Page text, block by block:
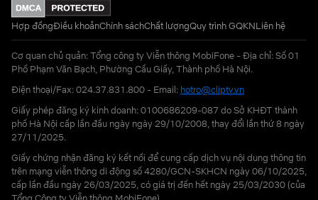
Hợp đồngĐiều khoảnChính sáchChất lượngQuy trình GQKNLiên hệ
Cơ quan chủ quản: Tổng công ty Viễn thông MobiFone - Địa chỉ: Số 01
Phố Phạm Văn Bạch, Phường Cầu Giấy, Thành phố Hà Nội.
Điện thoại/Fax: 024.37.831.800 - Email: hotro@cliptv.vn
Giấy phép đăng ký kinh doanh: 0100686209-087 do Sở KHĐT thành
phố Hà Nội cấp lần đầu ngày ngày 29/10/2008, thay đổi lần thứ 8 ngày
27/11/2025.
Giấy chứng nhận đăng ký kết nối để cung cấp dịch vụ nội dung thông tin
trên mạng viễn thông di động số 4280/GCN-SKHCN ngày 06/10/2025,
cấp lần đầu ngày 26/03/2025, có giá trị đến hết ngày 25/03/2030 (của